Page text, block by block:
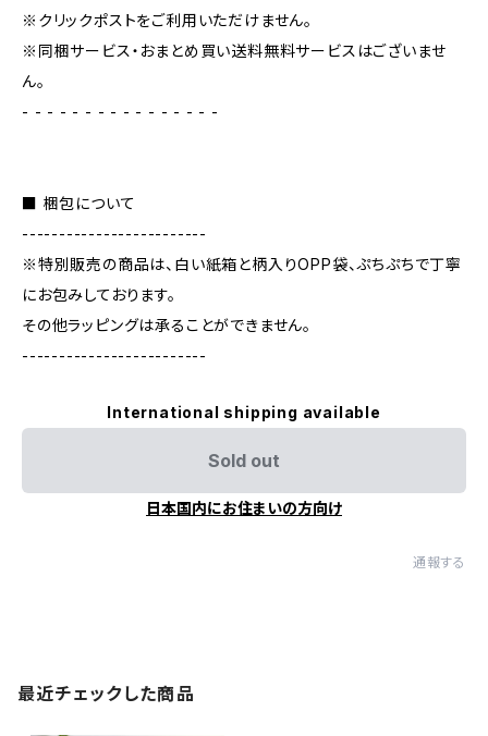
※クリックポストをご利用いただけません。
※同梱サービス・おまとめ買い送料無料サービスはございませ
ん。
- - - - - - - - - - - - - - - -
■ 梱包について
-------------------------
※特別販売の商品は、白い紙箱と柄入りOPP袋、ぷちぷちで丁寧
にお包みしております。
その他ラッピングは承ることができません。
-------------------------
International shipping available
Sold out
日本国内にお住まいの方向け
通報する
最近チェックした商品